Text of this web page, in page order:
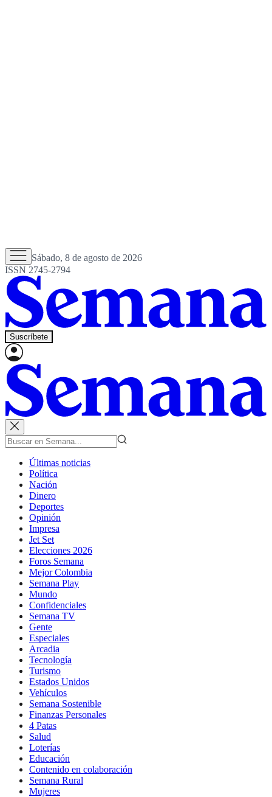
Sábado, 8 de agosto de 2026
ISSN 2745-2794
Suscríbete
Últimas noticias
Política
Nación
Dinero
Deportes
Opinión
Impresa
Jet Set
Elecciones 2026
Foros Semana
Mejor Colombia
Semana Play
Mundo
Confidenciales
Semana TV
Gente
Especiales
Arcadia
Tecnología
Turismo
Estados Unidos
Vehículos
Semana Sostenible
Finanzas Personales
4 Patas
Salud
Loterías
Educación
Contenido en colaboración
Semana Rural
Mujeres